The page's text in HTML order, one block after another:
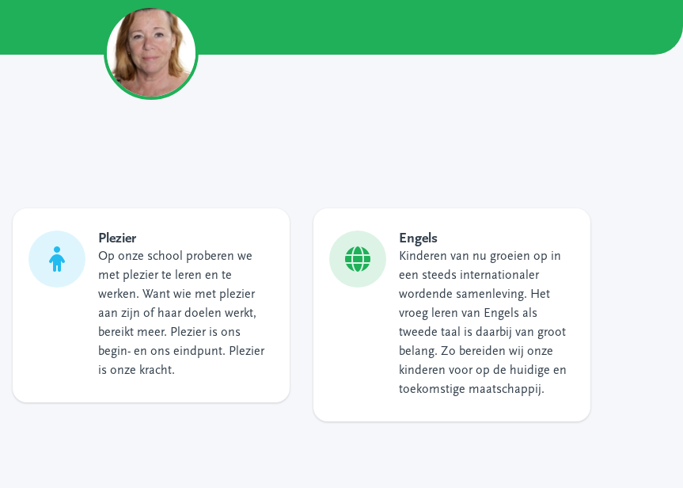
Plezier
Op onze school proberen we
met plezier te leren en te
werken. Want wie met plezier
aan zijn of haar doelen werkt,
bereikt meer. Plezier is ons
begin- en ons eindpunt. Plezier
is onze kracht.
Engels
Kinderen van nu groeien op in
een steeds internationaler
wordende samenleving. Het
vroeg leren van Engels als
tweede taal is daarbij van groot
belang. Zo bereiden wij onze
kinderen voor op de huidige en
toekomstige maatschappij.